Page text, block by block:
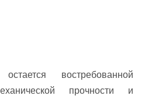
востребованной
прочности и